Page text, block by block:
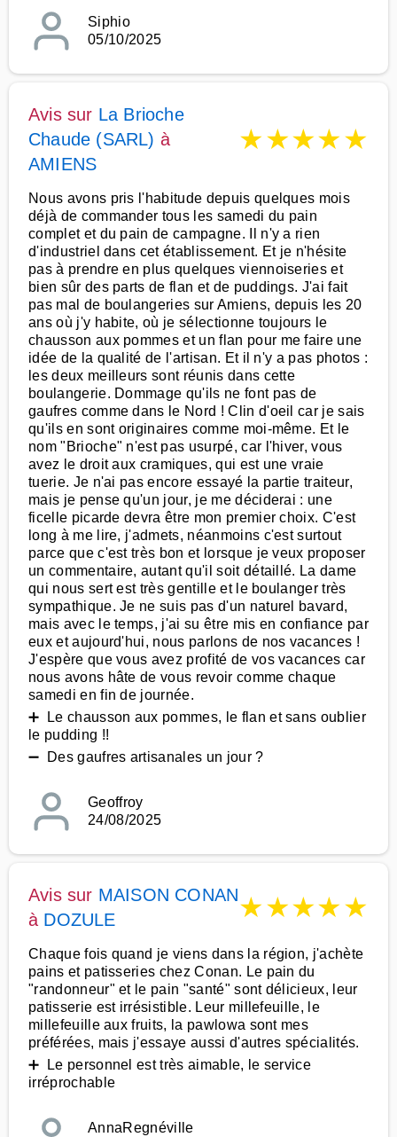
Siphio
05/10/2025
Avis sur La Brioche
Chaude (SARL) à
AMIENS
★★★★★
Nous avons pris l'habitude depuis quelques mois
déjà de commander tous les samedi du pain
complet et du pain de campagne. Il n'y a rien
d'industriel dans cet établissement. Et je n'hésite
pas à prendre en plus quelques viennoiseries et
bien sûr des parts de flan et de puddings. J'ai fait
pas mal de boulangeries sur Amiens, depuis les 20
ans où j'y habite, où je sélectionne toujours le
chausson aux pommes et un flan pour me faire une
idée de la qualité de l'artisan. Et il n'y a pas photos :
les deux meilleurs sont réunis dans cette
boulangerie. Dommage qu'ils ne font pas de
gaufres comme dans le Nord ! Clin d'oeil car je sais
qu'ils en sont originaires comme moi-même. Et le
nom "Brioche" n'est pas usurpé, car l'hiver, vous
avez le droit aux cramiques, qui est une vraie
tuerie. Je n'ai pas encore essayé la partie traiteur,
mais je pense qu'un jour, je me déciderai : une
ficelle picarde devra être mon premier choix. C'est
long à me lire, j'admets, néanmoins c'est surtout
parce que c'est très bon et lorsque je veux proposer
un commentaire, autant qu'il soit détaillé. La dame
qui nous sert est très gentille et le boulanger très
sympathique. Je ne suis pas d'un naturel bavard,
mais avec le temps, j'ai su être mis en confiance par
eux et aujourd'hui, nous parlons de nos vacances !
J'espère que vous avez profité de vos vacances car
nous avons hâte de vous revoir comme chaque
samedi en fin de journée.
➕ Le chausson aux pommes, le flan et sans oublier
le pudding !!
➖ Des gaufres artisanales un jour ?
Geoffroy
24/08/2025
Avis sur MAISON CONAN
à DOZULE ★★★★★
Chaque fois quand je viens dans la région, j'achète
pains et patisseries chez Conan. Le pain du
"randonneur" et le pain "santé" sont délicieux, leur
patisserie est irrésistible. Leur millefeuille, le
millefeuille aux fruits, la pawlowa sont mes
préférées, mais j'essaye aussi d'autres spécialités.
➕ Le personnel est très aimable, le service
irréprochable
AnnaRegnéville